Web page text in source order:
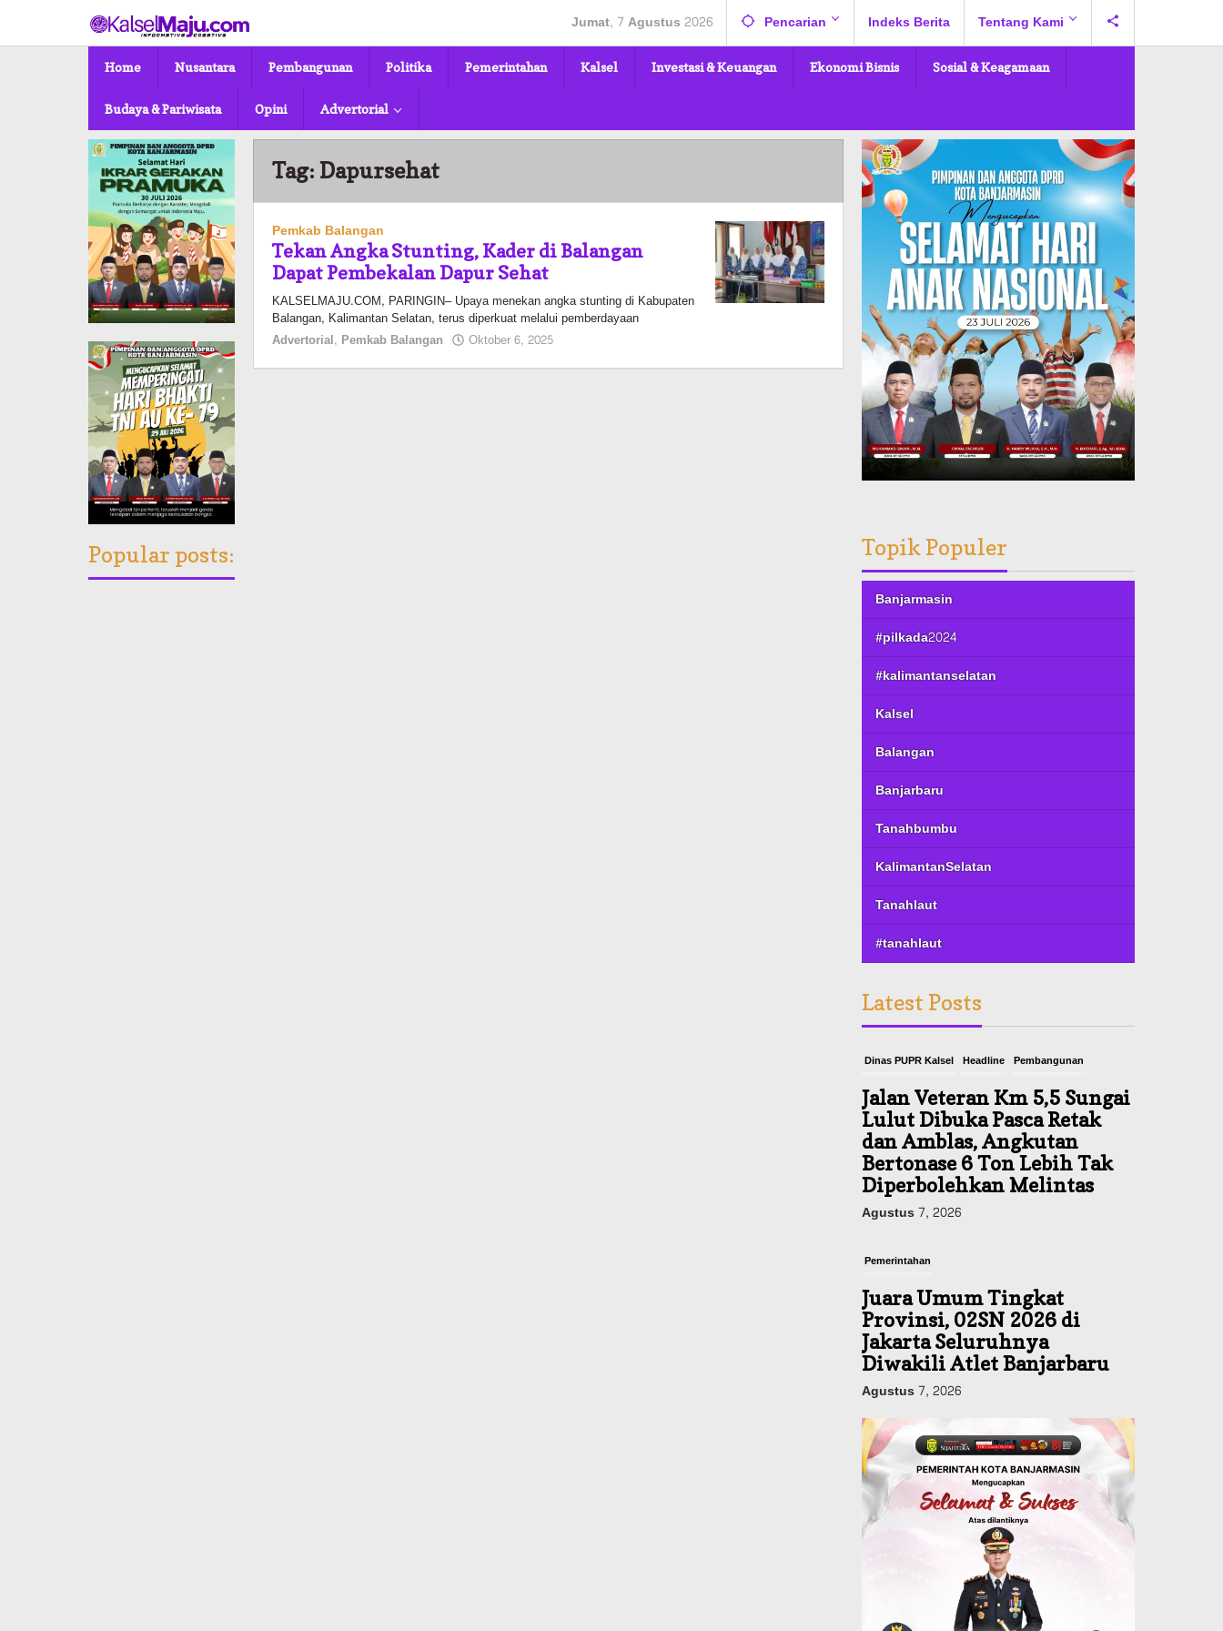
konten
Jumat, 7 Agustus 2026 Pencarian Indeks Berita Tentang Kami
Home Nusantara Pembangunan Politika Pemerintahan Kalsel Investasi & Keuangan Ekonomi Bisnis Sosial & Keagamaan
Budaya & Pariwisata Opini Advertorial
Popular posts:
Tag:Dapursehat
Pemkab Balangan
Tekan Angka Stunting, Kader di Balangan
Dapat Pembekalan Dapur Sehat
KALSELMAJU.COM, PARINGIN– Upaya menekan angka stunting di Kabupaten
Balangan, Kalimantan Selatan, terus diperkuat melalui pemberdayaan
Advertorial, Pemkab Balangan Oktober 6, 2025
Topik Populer
Banjarmasin
#pilkada2024
#kalimantanselatan
Kalsel
Balangan
Banjarbaru
Tanahbumbu
KalimantanSelatan
Tanahlaut
#tanahlaut
Latest Posts
Dinas PUPR Kalsel Headline Pembangunan
Jalan Veteran Km 5,5 Sungai
Lulut Dibuka Pasca Retak
dan Amblas, Angkutan
Bertonase 6 Ton Lebih Tak
Diperbolehkan Melintas
Agustus 7, 2026
Pemerintahan
Juara Umum Tingkat
Provinsi, 02SN 2026 di
Jakarta Seluruhnya
Diwakili Atlet Banjarbaru
Agustus 7, 2026
Headline Investasi & Keuangan
KUA-PPAS 2027 Banjarbaru
Defisit 170 Miliar,
Pendapatan 1,2 Triliun
Belanja 1,37 Triliun, Tutup
Kekurangan dari SiLPA
Agustus 7, 2026